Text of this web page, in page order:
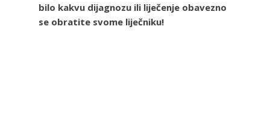
bilo kakvu dijagnozu ili liječenje obavezno
se obratite svome liječniku!